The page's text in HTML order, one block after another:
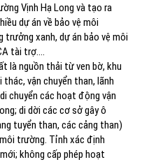
Vịnh Hạ Long và tạo ra
dự án về bảo vệ môi
trưởng xanh, dự án bảo vệ môi
tài trợ....
là nguồn thải từ ven bờ, khu
vận chuyển than, lãnh
chuyển các hoạt động vận
di dời các cơ sở gây ô
tuyển than, các cảng than)
trường. Tỉnh xác định
không cấp phép hoạt